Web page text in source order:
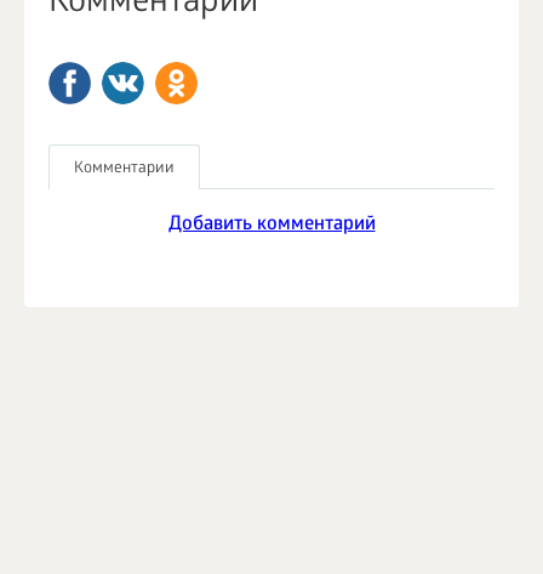
Комментарии
Добавить комментарий